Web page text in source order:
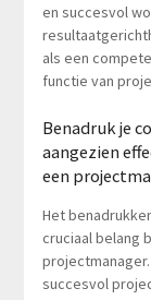
en succesvol
als een
functie van
Benadruk je
aangezien
een
Het
cruciaal belang
succesvol